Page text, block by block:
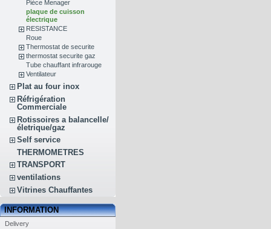
Pièce Menager
plaque de cuisson
électrique
RESISTANCE
Roue
Thermostat de securite
thermostat securite gaz
Tube chauffant infrarouge
Ventilateur
Plat au four inox
Réfrigération
Commerciale
Rotissoires a balancelle/
életrique/gaz
Self service
THERMOMETRES
TRANSPORT
ventilations
Vitrines Chauffantes
INFORMATION
Delivery